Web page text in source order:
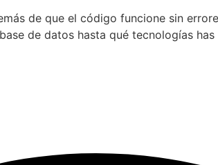
de que el código funcione sin
de datos hasta qué tecnologías